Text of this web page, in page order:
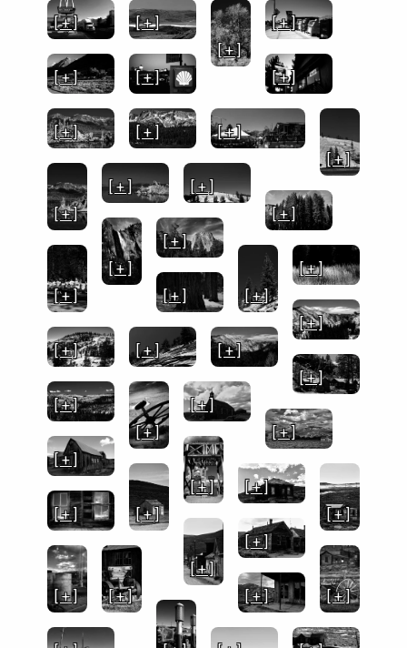
[ + ]
[ + ]
[ + ]
[ + ]
[ + ] [ + ] [ + ]
[ + ] [ + ]
[ + ]
[ + ]
[ + ]
[ + ]
[ + ]
[ + ]
[ + ]
[ + ]
[ + ] [ + ]
[ + ]
[ + ]
[ + ]
[ + ]
[ + ]
[ + ]
[ + ]
[ + ]
[ + ]
[ + ]
[ + ]
[ + ]
[ + ]
[ + ]
[ + ]
[ + ]
[ + ]
[ + ]
[ + ]
[ + ] [ + ] [ + ] [ + ]